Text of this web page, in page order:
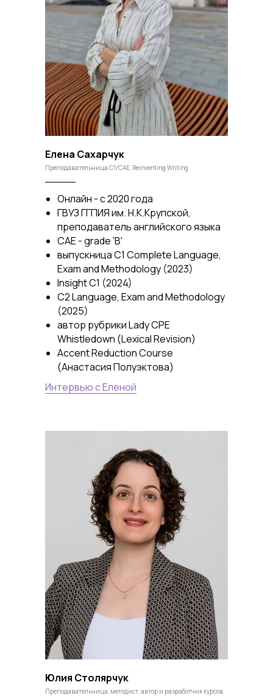
Елена Сахарчук
Преподавательница C1/CAE, Reinventing Writing
Онлайн - с 2020 года
ГВУЗ ГГПИЯ им. Н.К.Крупской,
преподаватель английского языка
САЕ - grade 'B'
выпускница С1 Complete Language,
Exam and Methodology (2023)
Insight C1 (2024)
C2 Language, Exam and Methodology
(2025)
автор рубрики Lady CPE
Whistledown (Lexical Revision)
Accent Reduction Course
(Анастасия Полуэктова)
Интервью с Еленой
Юлия Столярчук
Преподавательница, методист, автор и разработчик курсов